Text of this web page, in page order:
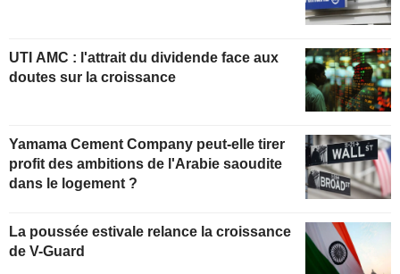
UTI AMC : l'attrait du dividende face aux
doutes sur la croissance
Yamama Cement Company peut-elle tirer
profit des ambitions de l'Arabie saoudite
dans le logement ?
La poussée estivale relance la croissance
de V-Guard